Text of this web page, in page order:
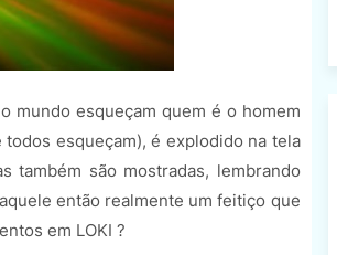
mundo esqueçam quem é o homem
esqueçam), é explodido na tela
também são mostradas, lembrando
então realmente um feitiço que
em LOKI ?